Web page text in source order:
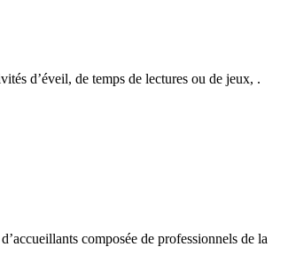
d’éveil, de temps de lectures ou de jeux, .
composée de professionnels de la